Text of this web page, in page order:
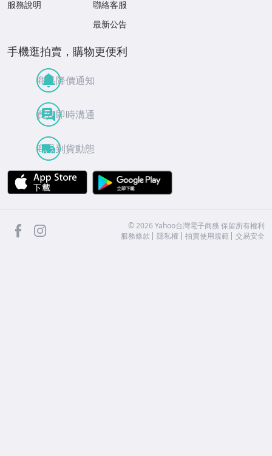
服務說明
聯絡客服
最新公告
手機逛拍賣，購物更便利
商品降價通知
買賣即時溝通
商品到貨動態
APP Store
facebook ©2026 Yahoo台灣電子商務 保留所有權利
服務條款
隱私權 拍賣使用規範 交易安全